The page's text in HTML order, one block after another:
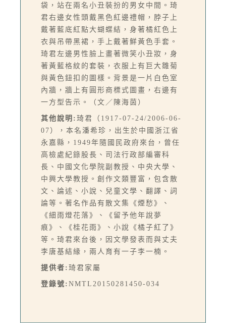
袋，站在兩名小丑裝扮的男女中間。琦
君右邊女性頭戴黑色紅邊禮帽，脖子上
戴著藍底紅點大蝴蝶結，身著橘紅色上
衣與吊帶黑裙，手上戴著鮮黃色手套。
琦君左邊男性臉上畫著微笑小丑妝，身
著黃藍格紋的套裝，衣服上有巨大雛菊
與黃色鈕扣的圖樣。背景是一片白色室
內牆，牆上有圓形商標式圖畫，右邊有
一方型告示。（文／陳海茵）
其他說明: 琦君（1917-07-24/2006-06-
07），本名潘希珍，出生於中國浙江省
永嘉縣，1949年隨國民政府來台，曾任
高檢處紀錄股長、司法行政部編審科
長、中國文化學院副教授、中央大學、
中興大學教授。創作文類豐富，包含散
文、論述、小說、兒童文學、翻譯、詞
論等。著名作品有散文集《煙愁》、
《細雨燈花落》、《留予他年說夢
痕》、《桂花雨》、小說《橘子紅了》
等。琦君來台後，因文學發表而與丈夫
李唐基結緣，兩人育有一子李一楠。
提供者: 琦君家屬
登錄號: NMTL20150281450-034